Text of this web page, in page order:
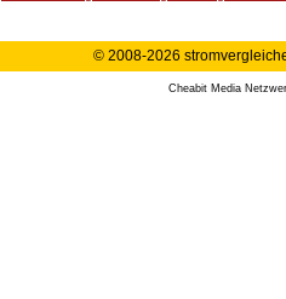
© 2008-2026
Cheabit Media